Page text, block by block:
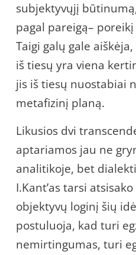
subjektyvųjį
pagal pareigą–
Taigi galų gale
iš tiesų yra viena
jis iš tiesų nuostabiai
metafizinį planą.
Likusios dvi
aptariamos jau ne
analitikoje, bet
I.Kant’as tarsi
objektyvų loginį šių
postuluoja, kad turi
nemirtingumas, turi